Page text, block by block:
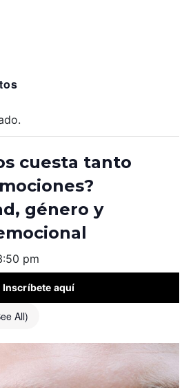
cuesta tanto
género y
pm
All)
Inscríbete aquí